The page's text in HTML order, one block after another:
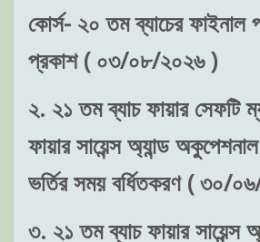
কোর্স- ২০ তম ব্যাচের ফাইনাল
প্রকাশ ( ০৩/০৮/২০২৬ )
২. ২১ তম ব্যাচ ফায়ার সেফটি
ফায়ার সায়েন্স অ্যান্ড
ভর্তির সময় বর্ধিতকরণ ( ৩০/
৩. ২১ তম ব্যাচ ফায়ার সায়েন্স